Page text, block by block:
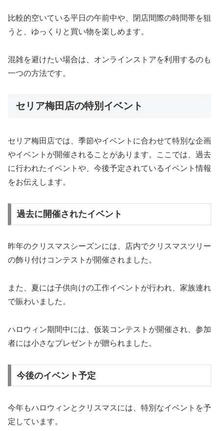
比較的空いている平日の午前中や、閉店間際の時間帯を狙
うと、ゆっくりと買い物を楽しめます。
混雑を避けたい場合は、オンラインストアを利用するのも
一つの方法です。
セリア梅田店の特別イベント
セリア梅田店では、季節やイベントに合わせて特別な企画
やイベントが開催されることがあります。ここでは、過去
に行われたイベントや、今後予定されているイベント情報
をお伝えします。
過去に開催されたイベント
昨年のクリスマスシーズンには、店内でクリスマスツリー
の飾り付けコンテストが開催されました。
また、夏には子供向けの工作イベントが行われ、家族連れ
で賑わいました。
ハロウィン期間中には、仮装コンテストが開催され、参加
者には小さなプレゼントが贈られました。
今後のイベント予定
今年もハロウィンとクリスマスには、特別なイベントを予
定しています。